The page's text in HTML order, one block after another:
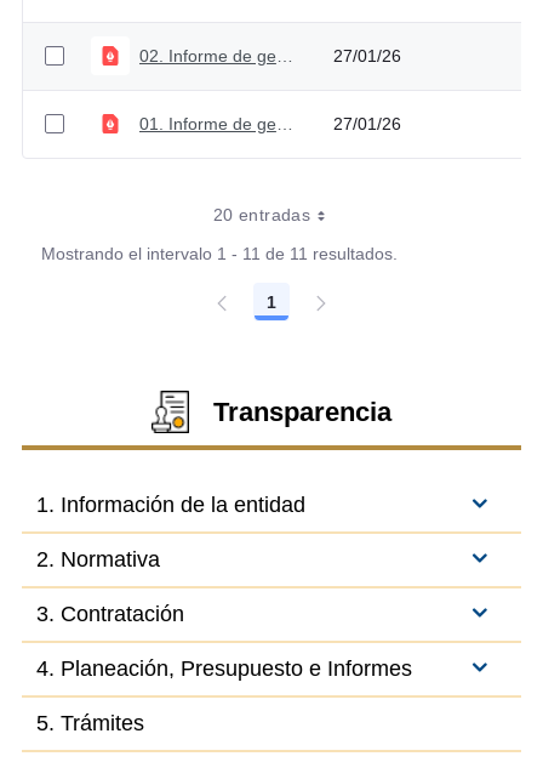
27/01/26
27/01/26
20 entradas
Mostrando el intervalo 1 - 11 de 11 resultados.
Página
1
Transparencia
1. Información de la entidad
2. Normativa
3. Contratación
4. Planeación, Presupuesto e Informes
5. Trámites